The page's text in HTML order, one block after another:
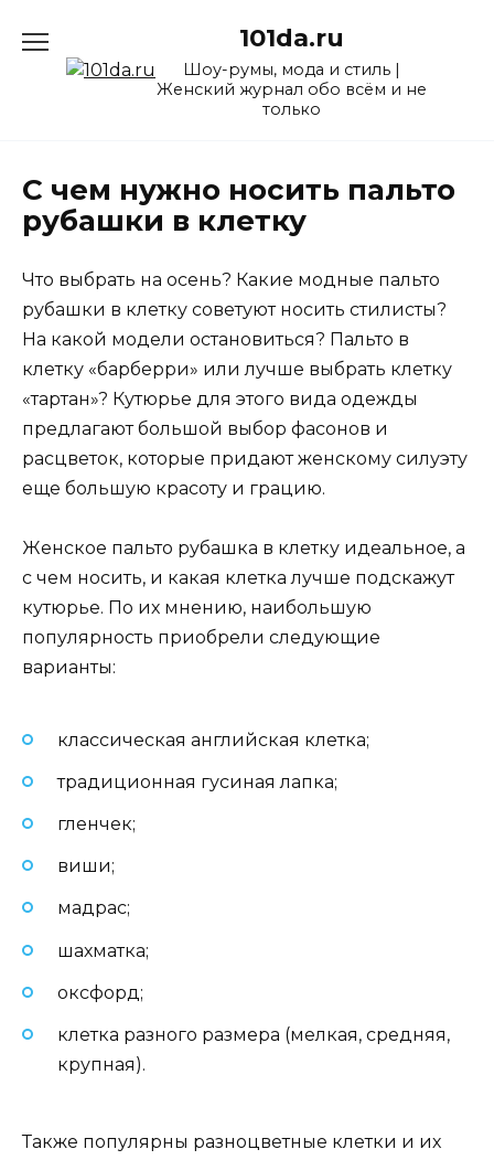
содержанию
101da.ru
Шоу-румы, мода и стиль |
Женский журнал обо всём и не
только
С чем нужно носить пальто
рубашки в клетку
Что выбрать на осень? Какие модные пальто
рубашки в клетку советуют носить стилисты?
На какой модели остановиться? Пальто в
клетку «барберри» или лучше выбрать клетку
«тартан»? Кутюрье для этого вида одежды
предлагают большой выбор фасонов и
расцветок, которые придают женскому силуэту
еще большую красоту и грацию.
Женское пальто рубашка в клетку идеальное, а
с чем носить, и какая клетка лучше подскажут
кутюрье. По их мнению, наибольшую
популярность приобрели следующие
варианты:
классическая английская клетка;
традиционная гусиная лапка;
гленчек;
виши;
мадрас;
шахматка;
оксфорд;
клетка разного размера (мелкая, средняя,
крупная).
Также популярны разноцветные клетки и их